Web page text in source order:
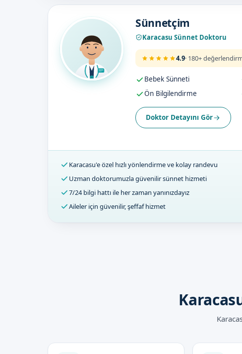
DoktorumuzSünnetçim
Karacasu Sünnet Doktoru
4.9· 180+
Bebek Sünneti
Ön Bilgilendirme
Doktor Detayını Gör
Karacasu'e özel hızlı yönlendirme ve kolay randevu
Uzman doktorumuzla güvenilir sünnet hizmeti
7/24 bilgi hattı ile her zaman yanınızdayız
Aileler için güvenilir, şeffaf hizmet